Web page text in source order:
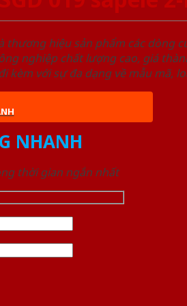
thương hiệu sản phẩm các
nghiệp chất lượng cao, giá
kèm với sự đa dạng về mẫu mã,
NHANH
thời gian ngắn nhất